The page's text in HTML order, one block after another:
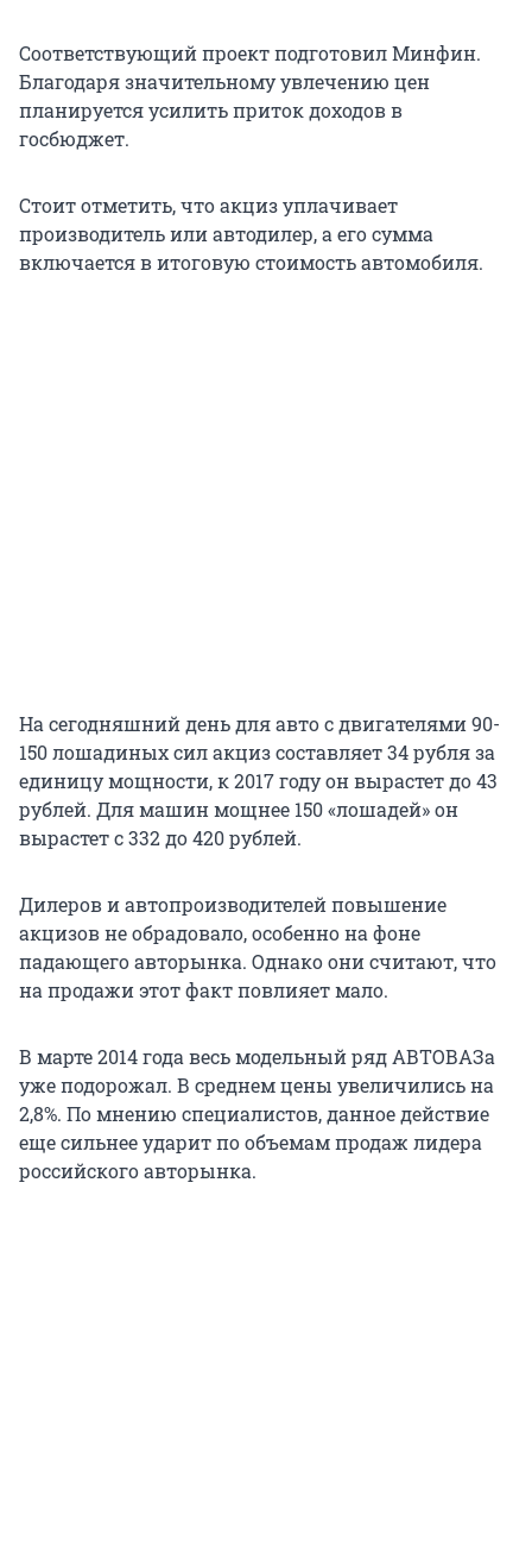
Соответствующий проект подготовил Минфин.
Благодаря значительному увлечению цен
планируется усилить приток доходов в
госбюджет.
Стоит отметить, что акциз уплачивает
производитель или автодилер, а его сумма
включается в итоговую стоимость автомобиля.
На сегодняшний день для авто с двигателями 90-
150 лошадиных сил акциз составляет 34 рубля за
единицу мощности, к 2017 году он вырастет до 43
рублей. Для машин мощнее 150 «лошадей» он
вырастет с 332 до 420 рублей.
Дилеров и автопроизводителей повышение
акцизов не обрадовало, особенно на фоне
падающего авторынка. Однако они считают, что
на продажи этот факт повлияет мало.
В марте 2014 года весь модельный ряд АВТОВАЗа
уже подорожал. В среднем цены увеличились на
2,8%. По мнению специалистов, данное действие
еще сильнее ударит по объемам продаж лидера
российского авторынка.